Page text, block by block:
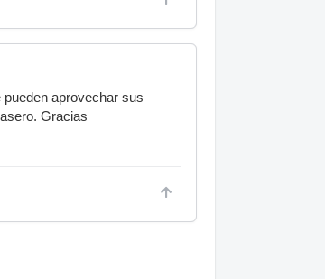
aprovechar sus
Gracias